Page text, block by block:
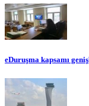
eDuruşma kapsamı